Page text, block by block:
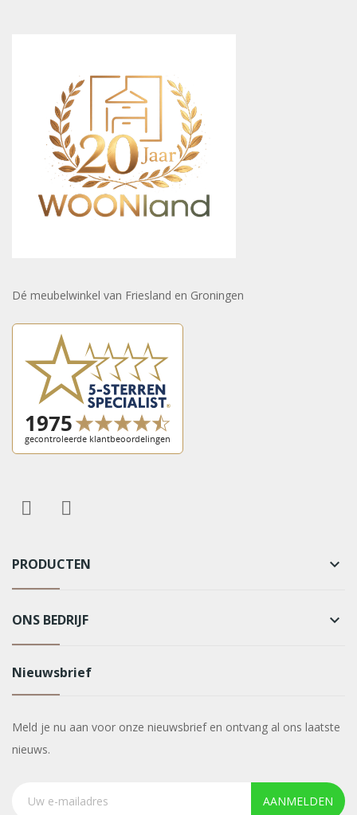
Dé meubelwinkel van Friesland en Groningen
PRODUCTEN keyboard_arrow_down
ONS BEDRIJF keyboard_arrow_down
Nieuwsbrief
Meld je nu aan voor onze nieuwsbrief en ontvang al ons laatste
nieuws.
AANMELDEN